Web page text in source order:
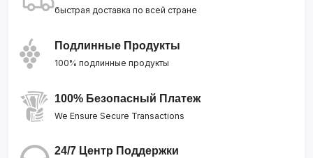
быстрая доставка по всей стране
Подлинные Продукты
100% подлинные продукты
100% Безопасный Платеж
We Ensure Secure Transactions
24/7 Центр Поддержки